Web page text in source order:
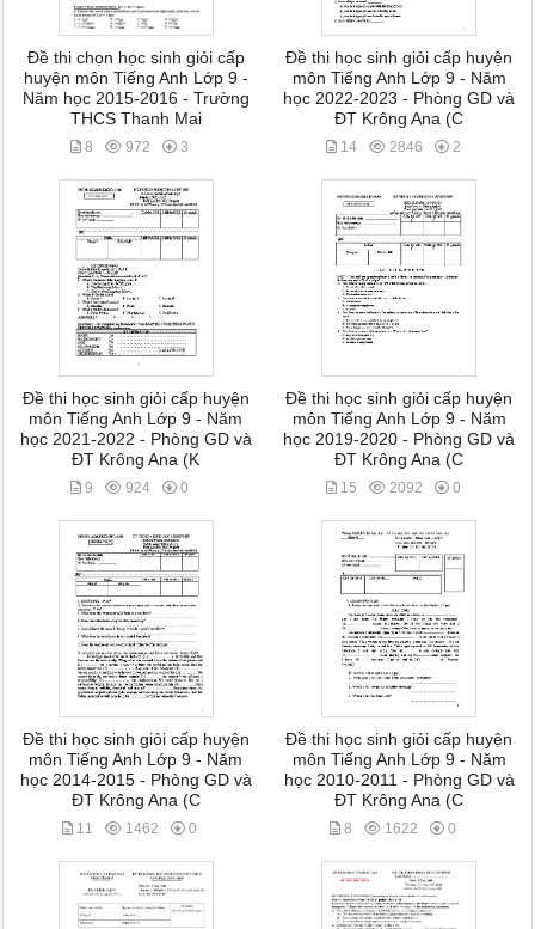
Đề thi chọn học sinh giỏi cấp
huyện môn Tiếng Anh Lớp 9 -
Năm học 2015-2016 - Trường
THCS Thanh Mai
8 972 3
Đề thi học sinh giỏi cấp huyện
môn Tiếng Anh Lớp 9 - Năm
học 2022-2023 - Phòng GD và
ĐT Krông Ana (C
14 2846 2
Đề thi học sinh giỏi cấp huyện
môn Tiếng Anh Lớp 9 - Năm
học 2021-2022 - Phòng GD và
ĐT Krông Ana (K
9 924 0
Đề thi học sinh giỏi cấp huyện
môn Tiếng Anh Lớp 9 - Năm
học 2019-2020 - Phòng GD và
ĐT Krông Ana (C
15 2092 0
Đề thi học sinh giỏi cấp huyện
môn Tiếng Anh Lớp 9 - Năm
học 2014-2015 - Phòng GD và
ĐT Krông Ana (C
11 1462 0
Đề thi học sinh giỏi cấp huyện
môn Tiếng Anh Lớp 9 - Năm
học 2010-2011 - Phòng GD và
ĐT Krông Ana (C
8 1622 0